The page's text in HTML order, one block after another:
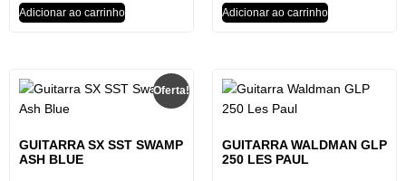
Adicionar ao carrinho Adicionar ao carrinho
Oferta!
GUITARRA SX SST SWAMP
ASH BLUE
GUITARRA WALDMAN GLP
250 LES PAUL